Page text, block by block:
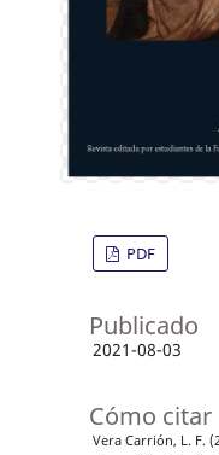
PDF
Publicado
2021-08-03
Cómo citar
Vera Carrión, L. F.